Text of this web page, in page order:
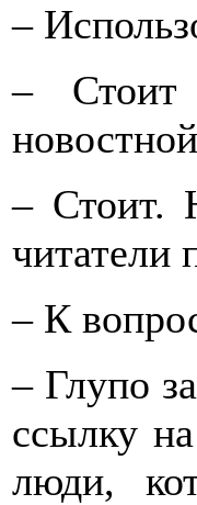
–
– Стоит
– Стоит.
читатели
– К
– Глупо
ссылку
люди,